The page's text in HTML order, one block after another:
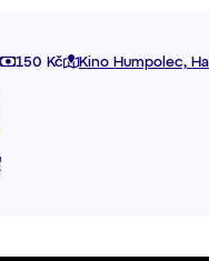
150 Kč Kino Humpolec,